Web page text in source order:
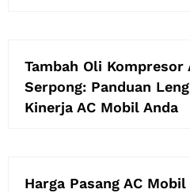
Tambah Oli Kompresor
Serpong: Panduan
Kinerja AC Mobil Anda
Harga Pasang AC